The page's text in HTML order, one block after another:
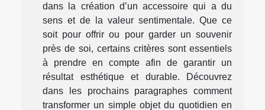
dans la création d’un accessoire qui a du
sens et de la valeur sentimentale. Que ce
soit pour offrir ou pour garder un souvenir
près de soi, certains critères sont essentiels
à prendre en compte afin de garantir un
résultat esthétique et durable. Découvrez
dans les prochains paragraphes comment
transformer un simple objet du quotidien en